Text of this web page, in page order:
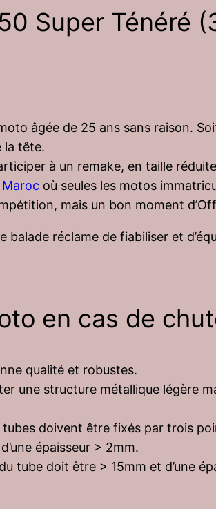
Super Ténéré
âgée de 25 ans sans raison.
la tête.
à un remake, en taille
où seules les motos
mais un bon moment
balade réclame de fiabiliser et
en cas de
qualité et robustes.
une structure métallique légère
doivent être fixés par trois
épaisseur > 2mm.
tube doit être > 15mm et d’une